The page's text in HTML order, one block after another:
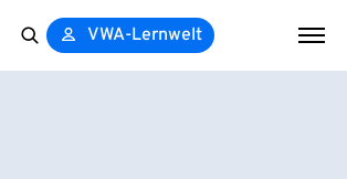
VWA-Lernwelt